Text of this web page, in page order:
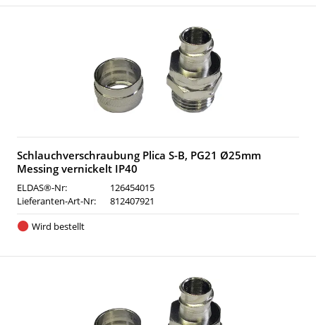
Schlauchverschraubung Plica S-B, PG21 Ø25mm
Messing vernickelt IP40
ELDAS®-Nr:
126454015
Lieferanten-Art-Nr:
812407921
Wird bestellt